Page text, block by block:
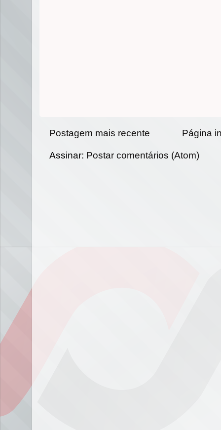
Postagem mais recente Página
Assinar: Postar comentários (Atom)